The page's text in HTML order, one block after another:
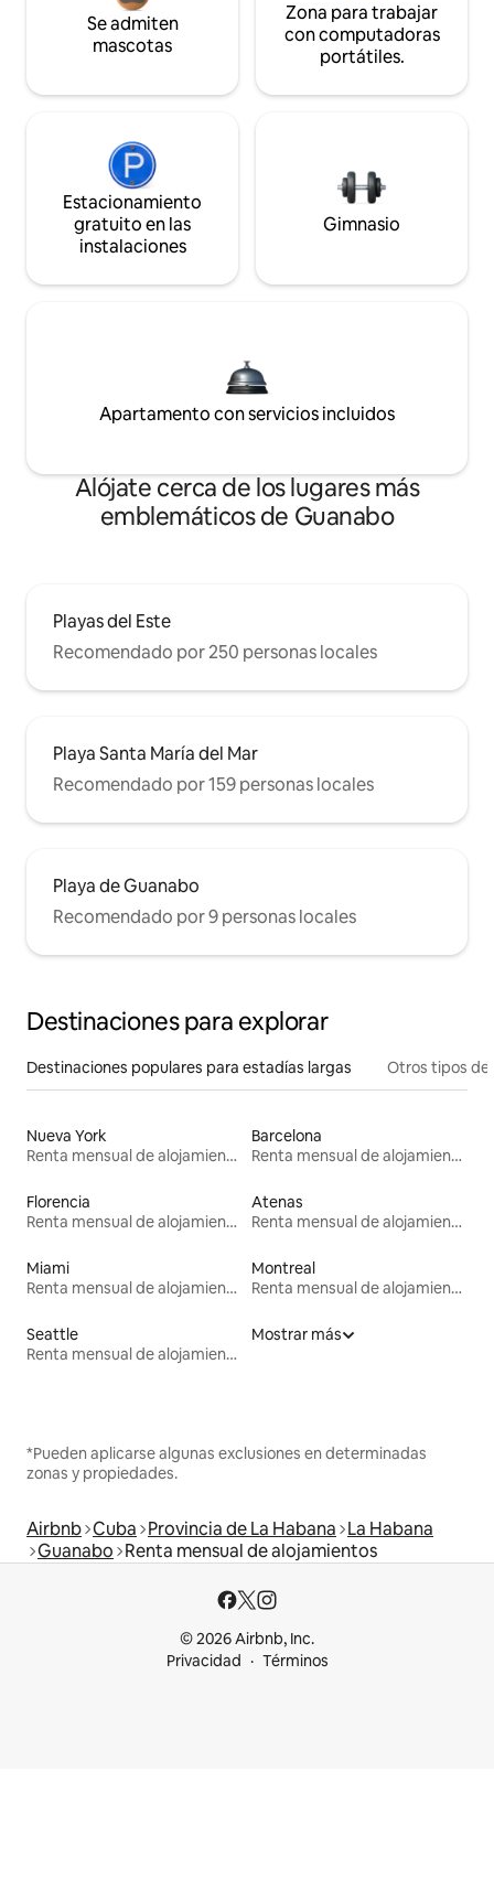
Se admiten
mascotas
Zona para trabajar
con computadoras
portátiles.
Estacionamiento
gratuito en las
instalaciones
Gimnasio
Apartamento con servicios incluidos
Alójate cerca de los lugares más
emblemáticos de Guanabo
Playas del Este
Recomendado por 250 personas locales
Playa Santa María del Mar
Recomendado por 159 personas locales
Playa de Guanabo
Recomendado por 9 personas locales
Destinaciones para explorar
Destinaciones populares para estadías largas Otros tipos de
Nueva York
Renta mensual de alojamientos
Barcelona
Renta mensual de alojamientos
Florencia
Renta mensual de alojamientos
Atenas
Renta mensual de alojamientos
Miami
Renta mensual de alojamientos
Montreal
Renta mensual de alojamientos
Seattle
Renta mensual de alojamientos
Mostrar más
*Pueden aplicarse algunas exclusiones en determinadas
zonas y propiedades.
Airbnb Cuba Provincia de La Habana La Habana
Guanabo Renta mensual de alojamientos
© 2026 Airbnb, Inc.
Privacidad
Términos